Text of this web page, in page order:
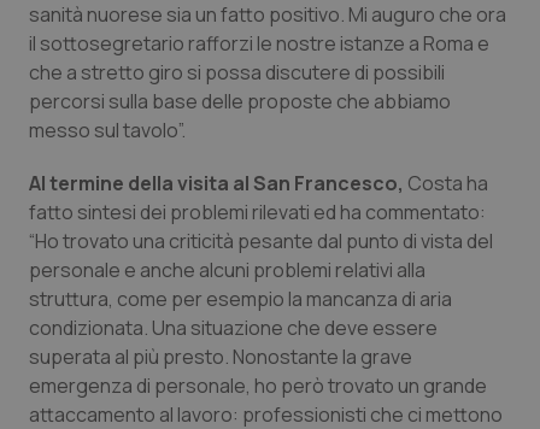
sanità nuorese sia un fatto positivo. Mi auguro che ora
il sottosegretario rafforzi le nostre istanze a Roma e
che a stretto giro si possa discutere di possibili
percorsi sulla base delle proposte che abbiamo
messo sul tavolo”.
Al termine della visita al San Francesco, Costa ha
fatto sintesi dei problemi rilevati ed ha commentato:
“Ho trovato una criticità pesante dal punto di vista del
personale e anche alcuni problemi relativi alla
struttura, come per esempio la mancanza di aria
condizionata. Una situazione che deve essere
superata al più presto. Nonostante la grave
emergenza di personale, ho però trovato un grande
attaccamento al lavoro: professionisti che ci mettono